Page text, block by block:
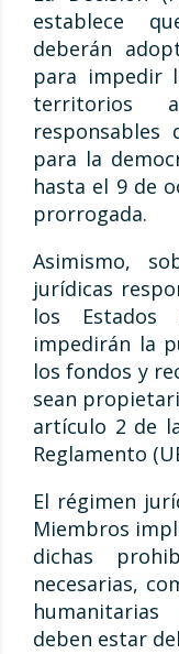
establece
deberán
para impedir
territorios
responsables
para la
hasta el 9 de
prorrogada.
Asimismo,
jurídicas
los Estados
impedirán la
los fondos y
sean
artículo 2 de
Reglamento
El régimen
Miembros
dichas
necesarias,
deben estar